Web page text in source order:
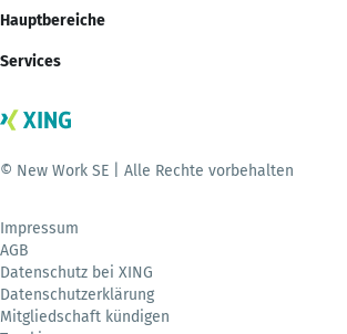
Hauptbereiche
Services
© New Work SE | Alle Rechte vorbehalten
Impressum
AGB
Datenschutz bei XING
Datenschutzerklärung
Mitgliedschaft kündigen